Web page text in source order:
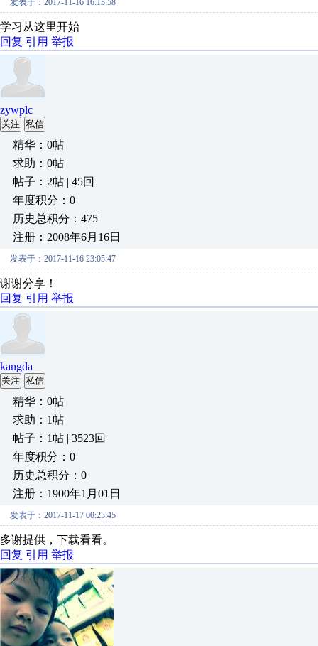
发表于：2017-11-16 16:13:58
学习从这里开始
回复 引用 举报
zywplc
关注 私信
精华：0帖
求助：0帖
帖子：2帖 | 45回
年度积分：0
历史总积分：475
注册：2008年6月16日
发表于：2017-11-16 23:05:47
谢谢分享！
回复 引用 举报
kangda
关注 私信
精华：0帖
求助：1帖
帖子：1帖 | 3523回
年度积分：0
历史总积分：0
注册：1900年1月01日
发表于：2017-11-17 00:23:45
多谢提供，下载看看。
回复 引用 举报